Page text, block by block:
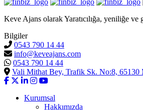
Keve Ajans olarak Yaratıcılığa, yeniliğe
Bilgiler
0543 790 14 44
info@keveajans.com
0543 790 14 44
Vali Mithat Bey, Trafik Sk. No:8, 65130
Kurumsal
Hakkımızda